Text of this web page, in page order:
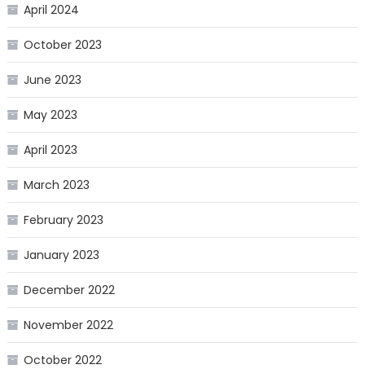
April 2024
October 2023
June 2023
May 2023
April 2023
March 2023
February 2023
January 2023
December 2022
November 2022
October 2022